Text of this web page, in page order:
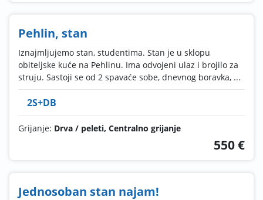
Pehlin, stan
Iznajmljujemo stan, studentima. Stan je u sklopu
obiteljske kuće na Pehlinu. Ima odvojeni ulaz i brojilo za
struju. Sastoji se od 2 spavaće sobe, dnevnog boravka, ...
2S+DB
Grijanje: Drva / peleti, Centralno grijanje
550 €
Jednosoban stan najam!